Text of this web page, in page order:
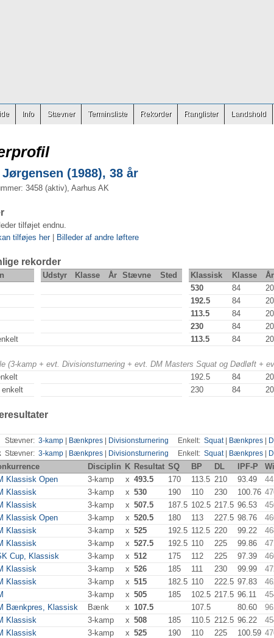
Info Stævner Terminsliste Rekorder Ranglister Landshold
(1988), 38 år
3458 (aktiv), Aarhus AK
tilføjet endnu.
tilføjes her| Billeder af andre løftere
rekorder
Udstyr Klasse År Stævne Sted Klassisk Klasse År
530 84
192.5 84
113.5 84
230 84
113.5 84
(3-kamp + evt. Divisionsturnering + evt. DM Masters Squat og Dødløft +
192.5 84
enkelt
230 84
Stævner: 3-kamp Bænkpres Divisionsturnering Enkelt: Squat| Bænkpres
Stævner: 3-kamp Bænkpres Divisionsturnering Enkelt: Squat| Bænkpres
Disciplin K Resultat SQ BP DL IPF-P
Klassisk Open 3-kamp x 493.5 170 113.5 210 93.49
Klassisk 3-kamp x 530 190 110 230 100.76
Klassisk 3-kamp x 507.5 187.5 102.5 217.5 96.53
Klassisk Open 3-kamp x 520.5 180 113 227.5 98.76
Klassisk 3-kamp x 525 192.5 112.5 220 99.22
Klassisk 3-kamp x 527.5 192.5 110 225 99.86
Cup, Klassisk 3-kamp x 512 175 112 225 97.39
Klassisk 3-kamp x 526 185 111 230 99.99
Klassisk 3-kamp x 515 182.5 110 222.5 97.83
3-kamp x 505 185 102.5 217.5 96.11
Bænkpres, Klassisk Bænk x 107.5 107.5 80.60
Klassisk 3-kamp x 508 185 110.5 212.5 96.22
Klassisk 3-kamp x 525 190 110 225 100.59